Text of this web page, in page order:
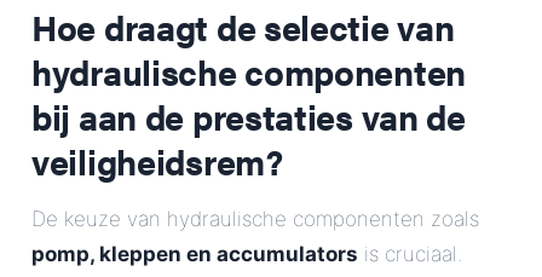
Hoe draagt de selectie van
hydraulische componenten
bij aan de prestaties van de
veiligheidsrem?
De keuze van hydraulische componenten zoals
pomp, kleppen en accumulators is cruciaal.